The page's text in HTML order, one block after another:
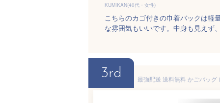
KUMIKAN(40代・女性)
こちらのカゴ付きの巾着バックは軽
な雰囲気もいいです。中身も見えず
3rd